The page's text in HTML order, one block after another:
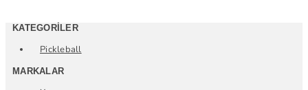
KATEGORILER
Pickleball
MARKALAR